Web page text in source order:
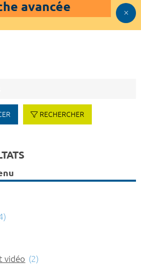
avancée
RECHERCHER
vidéo (2)